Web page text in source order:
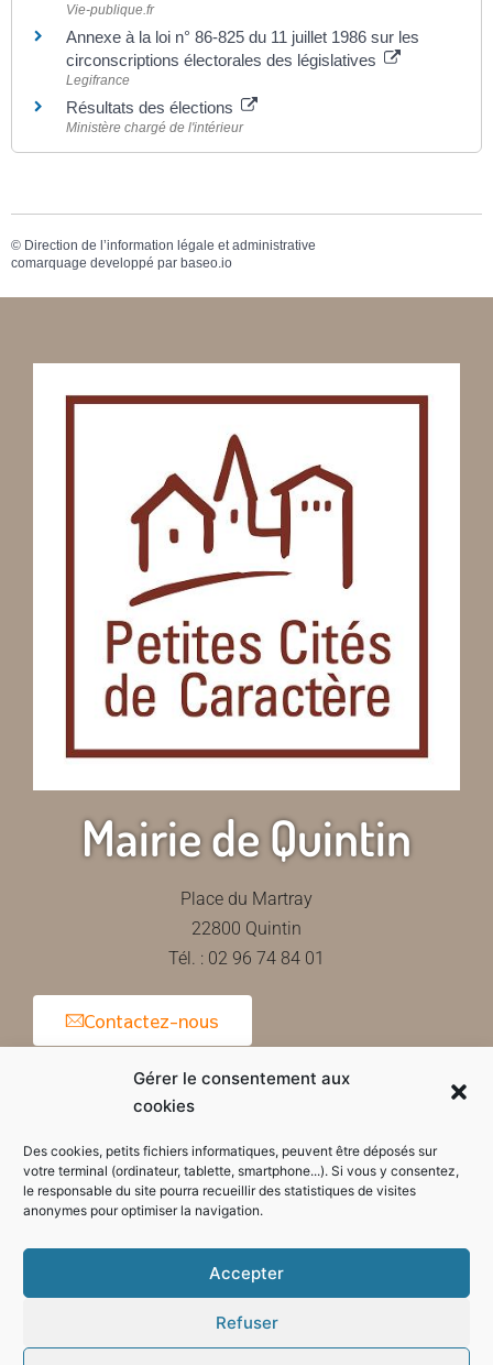
Gérer le consentement aux
cookies
Des cookies, petits fichiers informatiques, peuvent être déposés sur
votre terminal (ordinateur, tablette, smartphone...). Si vous y consentez,
le responsable du site pourra recueillir des statistiques de visites
anonymes pour optimiser la navigation.
Accepter
Refuser
Vie-publique.fr
Annexe à la loi n° 86-825 du 11 juillet 1986 sur les
circonscriptions électorales des législatives
Legifrance
Résultats des élections
Ministère chargé de l'intérieur
© Direction de l’information légale et administrative
comarquage developpé par baseo.io
Mairie de Quintin
Place du Martray
22800 Quintin
Tél. : 02 96 74 84 01
Contactez-nous
Horaires d'ouverture de la mairie